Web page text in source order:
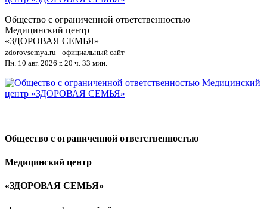
Общество с ограниченной ответственностью
Медицинский центр
«ЗДОРОВАЯ СЕМЬЯ»
zdorovsemya.ru - официальный сайт
Пн. 10 авг. 2026 г. 20 ч. 33 мин.
Общество с ограниченной ответственностью
Медицинский центр
«ЗДОРОВАЯ СЕМЬЯ»